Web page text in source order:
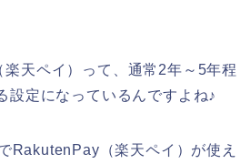
天ペイ）って、通常2年～5年程
設定になっているんですよね♪
RakutenPay（楽天ペイ）が使え